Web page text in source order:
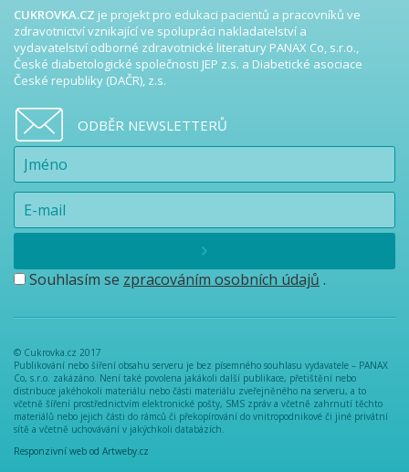
CUKROVKA.CZ je projekt pro edukaci pacientů a pracovníků ve
zdravotnictví vznikající ve spolupráci nakladatelství a
vydavatelství odborné zdravotnické literatury PANAX Co, s.r.o.,
České diabetologické společnosti JEP z.s. a Diabetické asociace
České republiky (DAČR), z.s.
ODBĚR NEWSLETTERŮ
Souhlasím se zpracováním osobních údajů .
© Cukrovka.cz 2017
Publikování nebo šíření obsahu serveru je bez písemného souhlasu vydavatele – PANAX
Co, s.r.o. zakázáno. Není také povolena jakákoli další publikace, přetištění nebo
distribuce jakéhokoli materiálu nebo části materiálu zveřejněného na serveru, a to
včetně šíření prostřednictvím elektronické pošty, SMS zpráv a včetně zahrnutí těchto
materiálů nebo jejich části do rámců či překopírování do vnitropodnikové či jiné privátní
sítě a včetně uchovávání v jakýchkoli databázích.
Responzivní web od Artweby.cz